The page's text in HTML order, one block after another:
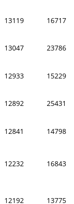
13119 16717
13047
23786
12933 15229
12892
25431
12841 14798
12232 16843
12192 13775